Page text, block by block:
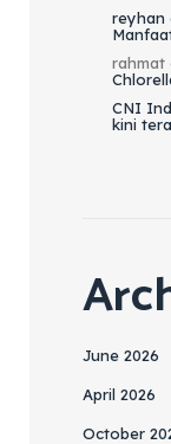
reyhan
rahmat
CNI
kini
June 2026
April 2026
October